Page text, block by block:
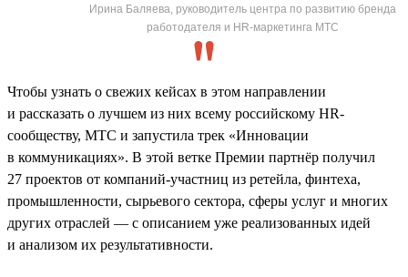
Ирина Баляева, руководитель центра по развитию бренда
работодателя и HR-маркетинга МТС
Чтобы узнать о свежих кейсах в этом направлении
и рассказать о лучшем из них всему российскому HR-
сообществу, МТС и запустила трек «Инновации
в коммуникациях». В этой ветке Премии партнёр получил
27 проектов от компаний-участниц из ретейла, финтеха,
промышленности, сырьевого сектора, сферы услуг и многих
других отраслей — с описанием уже реализованных идей
и анализом их результативности.